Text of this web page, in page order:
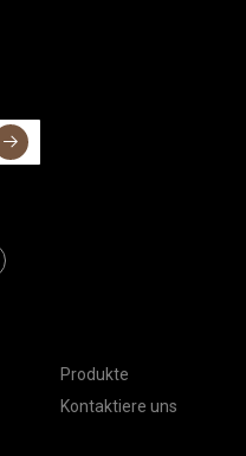
Produkte
Kontaktiere uns